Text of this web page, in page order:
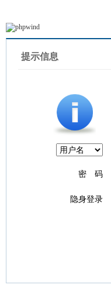
提示信息
密 码
隐身登录